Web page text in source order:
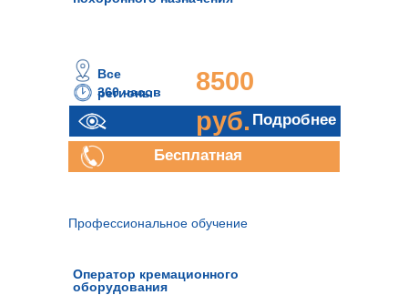
Оператор кремационного
оборудования
Профессиональное обучение
360 часов
8500
руб.
Все
регионы
Подробнее
Бесплатная